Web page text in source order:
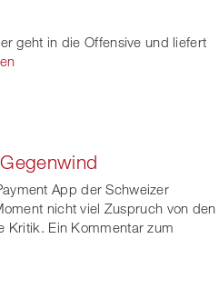
geht in die Offensive und liefert
App der Schweizer
nicht viel Zuspruch von den
Kritik. Ein Kommentar zum